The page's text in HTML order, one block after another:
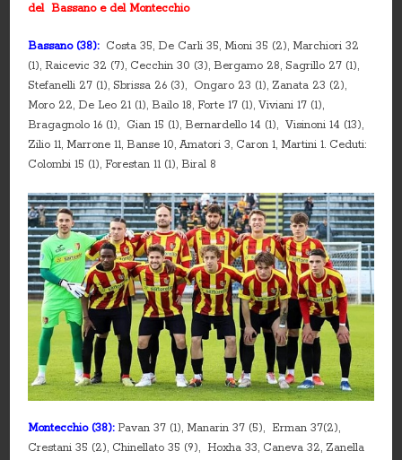
del Bassano e del Montecchio
Bassano (38): Costa 35, De Carli 35, Mioni 35 (2), Marchiori 32
(1), Raicevic 32 (7), Cecchin 30 (3), Bergamo 28, Sagrillo 27 (1),
Stefanelli 27 (1), Sbrissa 26 (3), Ongaro 23 (1), Zanata 23 (2),
Moro 22, De Leo 21 (1), Bailo 18, Forte 17 (1), Viviani 17 (1),
Bragagnolo 16 (1), Gian 15 (1), Bernardello 14 (1), Visinoni 14 (13),
Zilio 11, Marrone 11, Banse 10, Amatori 3, Caron 1, Martini 1. Ceduti:
Colombi 15 (1), Forestan 11 (1), Biral 8
Montecchio (38):Pavan 37 (1), Manarin 37 (5), Erman 37(2),
Crestani 35 (2), Chinellato 35 (9), Hoxha 33, Caneva 32, Zanella